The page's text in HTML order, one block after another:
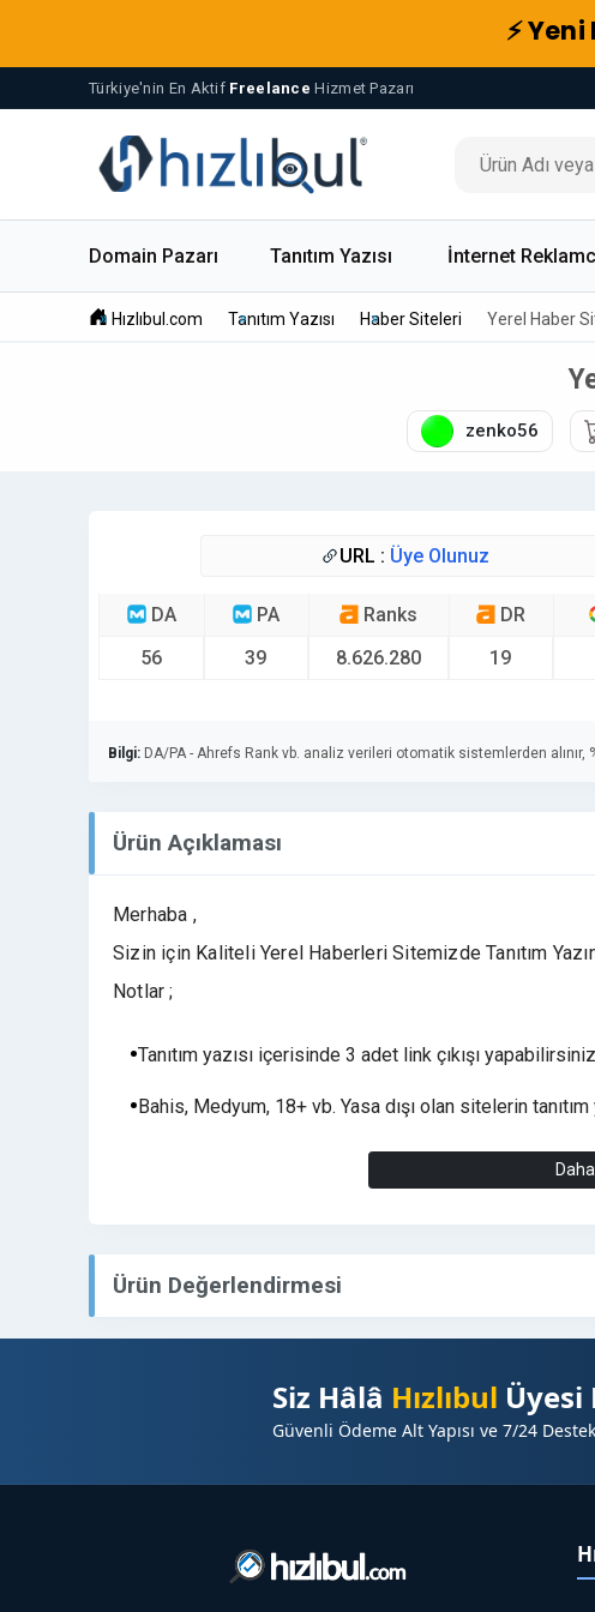
⚡
Türkiye'nin En Aktif Freelance Hizmet Pazarı
Domain Pazarı Tanıtım Yazısı İnternet
Hızlıbul.com Tanıtım Yazısı Haber Siteleri Yerel Haber
zenko56
URL : Üye Olunuz
DA
56
PA
39
Ranks
8.626.280
DR
19
Bilgi: DA/PA - Ahrefs Rank vb. analiz verileri otomatik sistemlerden
Ürün Açıklaması
Merhaba ,
Sizin için Kaliteli Yerel Haberleri Sitemizde Tanıtım
Notlar ;
Tanıtım yazısı içerisinde 3 adet link çıkışı
Bahis, Medyum, 18+ vb. Yasa dışı olan sitelerin tanıtım
Yayın Süresi (6 Ay) Yayın garanti süresi olarak
Sorularınız veya istekleriniz için mesaj
sağlanacaktır.
TÜM SİTELERİMİZE AŞAĞIDAKİ ADRESTEN
Ürün Değerlendirmesi
Siz Hâlâ Hızlıbul Üyesi
Güvenli Ödeme Alt Yapısı ve 7/24